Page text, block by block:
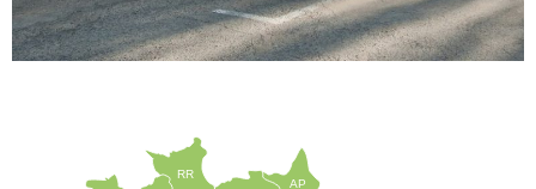
AP
RR